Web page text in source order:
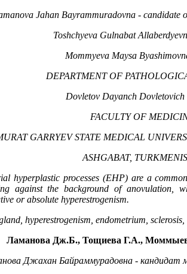
Jahan Bayrammuradovna - candidate
Toshchyeva Gulnabat
Mommyeva Maysa
DEPARTMENT OF
Dovletov Dayanch Dovletovich
FACULTY OF
GARRYEV STATE MEDICAL
ASHGABAT,
hyperplastic processes (EHP) are a
against the background of anovulation,
or absolute hyperestrogenism.
hyperestrogenism, endometrium,
Ламанова Дж.Б., Тощиева Г.А.,
Джахан Байраммурадовна - кандидат